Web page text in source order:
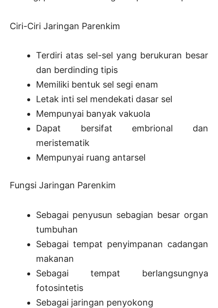
Ciri-Ciri Jaringan Parenkim
Terdiri atas sel-sel yang berukuran besar
dan berdinding tipis
Memiliki bentuk sel segi enam
Letak inti sel mendekati dasar sel
Mempunyai banyak vakuola
Dapat bersifat embrional dan
meristematik
Mempunyai ruang antarsel
Fungsi Jaringan Parenkim
Sebagai penyusun sebagian besar organ
tumbuhan
Sebagai tempat penyimpanan cadangan
makanan
Sebagai tempat berlangsungnya
fotosintetis
Sebagai jaringan penyokong